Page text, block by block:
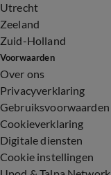
Utrecht
Zeeland
Zuid-Holland
Voorwaarden
Over ons
Privacyverklaring
Gebruiksvoorwaarden
Cookieverklaring
Digitale diensten
Cookie instellingen